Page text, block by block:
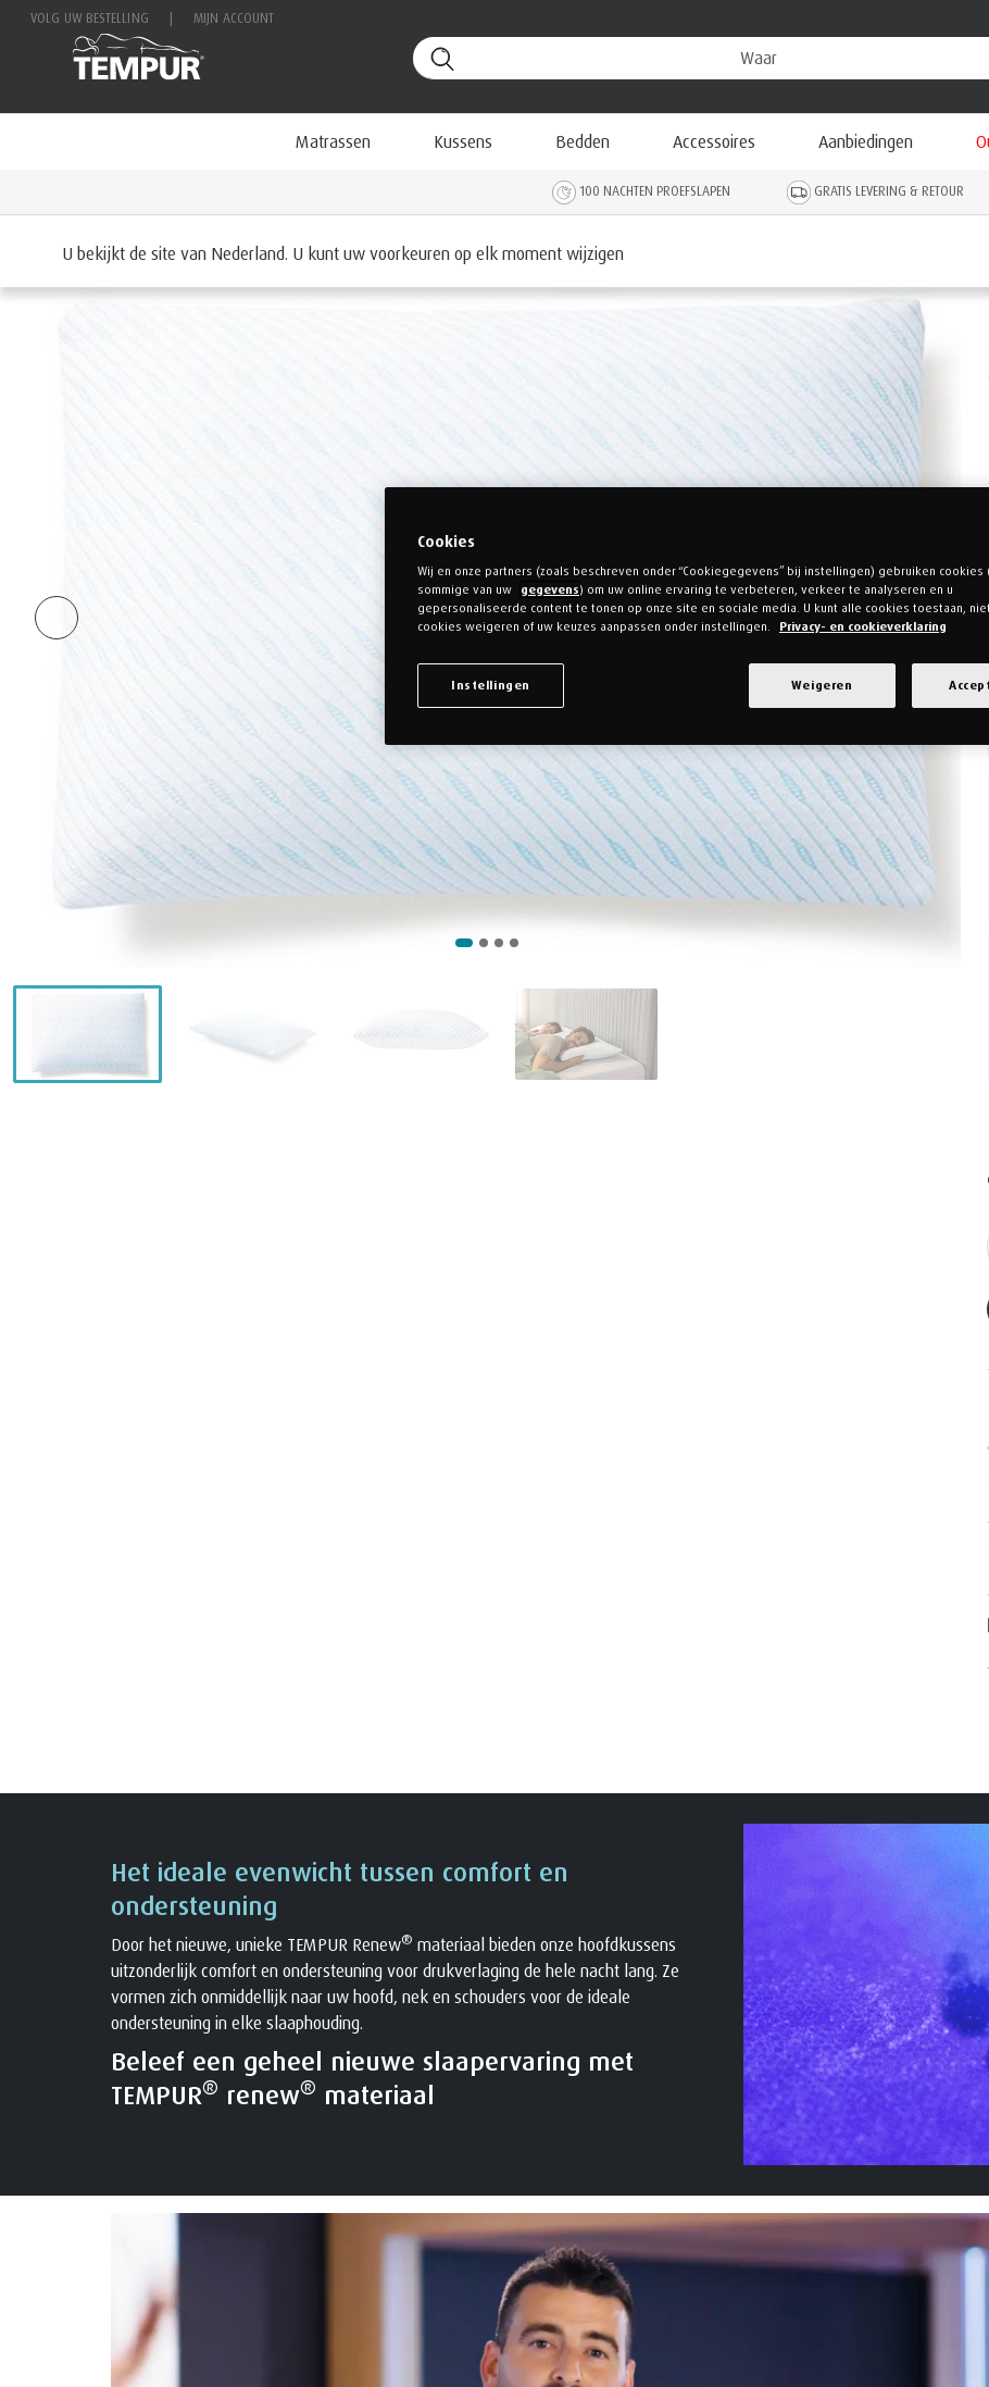
VOLG UW BESTELLING MIJN ACCOUNT
Matrassen Kussens Bedden Accessoires Aanbiedingen
100 NACHTEN PROEFSLAPEN GRATIS LEVERING & RETOUR
U bekijkt de site van Nederland. U kunt uw voorkeuren op elk moment wijzigen
Het ideale evenwicht tussen comfort en
ondersteuning
Door het nieuwe, unieke TEMPUR Renew® materiaal bieden onze hoofdkussens
uitzonderlijk comfort en ondersteuning voor drukverlaging de hele nacht lang. Ze
vormen zich onmiddellijk naar uw hoofd, nek en schouders voor de ideale
ondersteuning in elke slaaphouding.
Beleef een geheel nieuwe slaapervaring met
TEMPUR® renew® materiaal
Cookies
Wij en onze partners (zoals beschreven onder “Cookiegegevens” bij instellingen) gebruiken cookies
sommige van uw
gegevens) om uw online ervaring te verbeteren, verkeer te analyseren en u
gepersonaliseerde content te tonen op onze site en sociale media. U kunt alle cookies toestaan,
cookies weigeren of uw keuzes aanpassen onder instellingen.
Privacy- en cookieverklaring
Instellingen Weigeren